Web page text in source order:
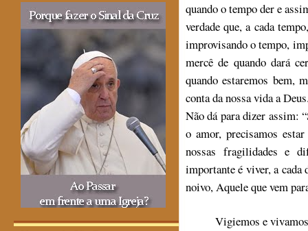
quando o tempo der e
verdade que, a cada
improvisando o tempo,
mercê de quando dará
quando estaremos bem,
conta da nossa vida a
Não dá para dizer assim:
o amor, precisamos
nossas fragilidades e
importante é viver, a cada
noivo, Aquele que vem
Vigiemos e